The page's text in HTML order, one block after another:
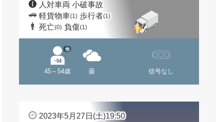
人対車両 小破事故
軽貨物車(1) 歩行者(1)
死亡(0) 負傷(1)
45～54歳
他
曇 信号なし
2023年5月27日(土)19:50